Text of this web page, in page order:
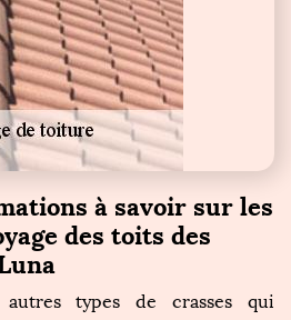
à savoir sur les
des toits des
types de crasses qui